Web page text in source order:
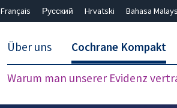
Français Русский Hrvatski Bahasa
Über uns Cochrane Kompakt
Warum man unserer Evidenz